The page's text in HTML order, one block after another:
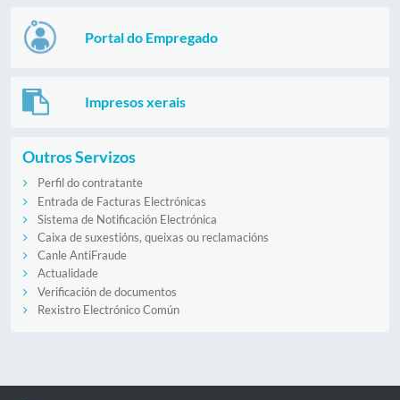
Portal do Empregado
Impresos xerais
Outros Servizos
Perfil do contratante
Entrada de Facturas Electrónicas
Sistema de Notificación Electrónica
Caixa de suxestións, queixas ou reclamacións
Canle AntiFraude
Actualidade
Verificación de documentos
Rexistro Electrónico Común